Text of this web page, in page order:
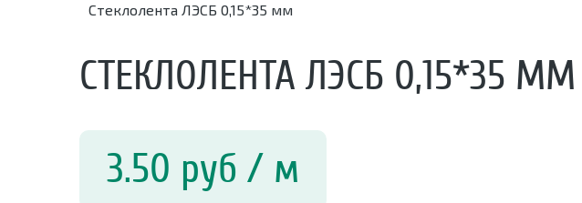
Стеклолента ЛЭСБ 0,15*35 мм
СТЕКЛОЛЕНТА ЛЭСБ 0,15*35 ММ
3.50 руб / м